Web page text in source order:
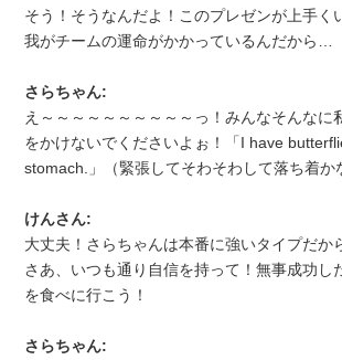
そう！そうなんだよ！このプレゼンが上手く
我がチームの運命がかかっているんだから…
さらちゃん:
え～～～～～～～～～～っ！みんなそんなに
をかけないでくださいよぉ！「I have
stomach.」（緊張してそわそわして落ち着か
けんさん:
大丈夫！さらちゃんは本番に強いタイプだか
さあ、いつも通り自信を持って！無事成功し
を食べに行こう！
さらちゃん: